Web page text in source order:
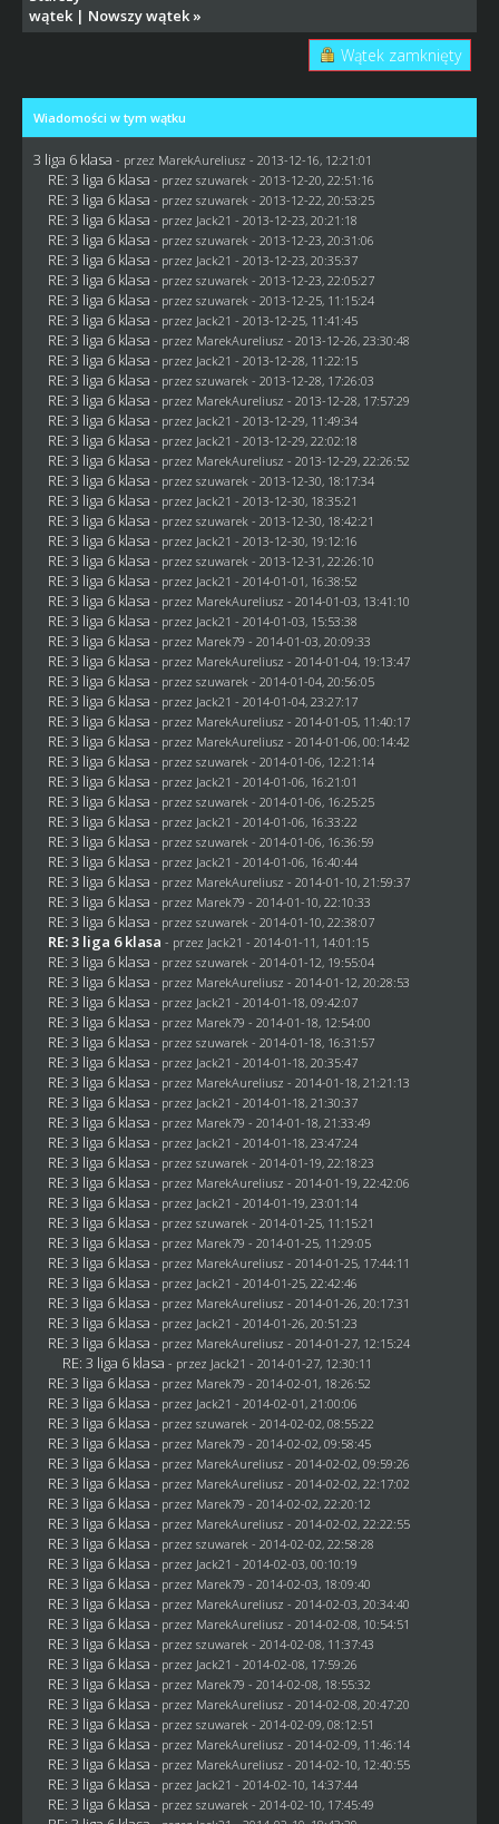
wątek| Nowszy wątek»
Wątek zamknięty
Wiadomości w tym wątku
3 liga 6 klasa - przez MarekAureliusz - 2013-12-16, 12:21:01
RE: 3 liga 6 klasa - przez szuwarek - 2013-12-20, 22:51:16
RE: 3 liga 6 klasa - przez szuwarek - 2013-12-22, 20:53:25
RE: 3 liga 6 klasa - przez Jack21 - 2013-12-23, 20:21:18
RE: 3 liga 6 klasa - przez szuwarek - 2013-12-23, 20:31:06
RE: 3 liga 6 klasa - przez Jack21 - 2013-12-23, 20:35:37
RE: 3 liga 6 klasa - przez szuwarek - 2013-12-23, 22:05:27
RE: 3 liga 6 klasa - przez szuwarek - 2013-12-25, 11:15:24
RE: 3 liga 6 klasa - przez Jack21 - 2013-12-25, 11:41:45
RE: 3 liga 6 klasa - przez MarekAureliusz - 2013-12-26, 23:30:48
RE: 3 liga 6 klasa - przez Jack21 - 2013-12-28, 11:22:15
RE: 3 liga 6 klasa - przez szuwarek - 2013-12-28, 17:26:03
RE: 3 liga 6 klasa - przez MarekAureliusz - 2013-12-28, 17:57:29
RE: 3 liga 6 klasa - przez Jack21 - 2013-12-29, 11:49:34
RE: 3 liga 6 klasa - przez Jack21 - 2013-12-29, 22:02:18
RE: 3 liga 6 klasa - przez MarekAureliusz - 2013-12-29, 22:26:52
RE: 3 liga 6 klasa - przez szuwarek - 2013-12-30, 18:17:34
RE: 3 liga 6 klasa - przez Jack21 - 2013-12-30, 18:35:21
RE: 3 liga 6 klasa - przez szuwarek - 2013-12-30, 18:42:21
RE: 3 liga 6 klasa - przez Jack21 - 2013-12-30, 19:12:16
RE: 3 liga 6 klasa - przez szuwarek - 2013-12-31, 22:26:10
RE: 3 liga 6 klasa - przez Jack21 - 2014-01-01, 16:38:52
RE: 3 liga 6 klasa - przez MarekAureliusz - 2014-01-03, 13:41:10
RE: 3 liga 6 klasa - przez Jack21 - 2014-01-03, 15:53:38
RE: 3 liga 6 klasa - przez Marek79 - 2014-01-03, 20:09:33
RE: 3 liga 6 klasa - przez MarekAureliusz - 2014-01-04, 19:13:47
RE: 3 liga 6 klasa - przez szuwarek - 2014-01-04, 20:56:05
RE: 3 liga 6 klasa - przez Jack21 - 2014-01-04, 23:27:17
RE: 3 liga 6 klasa - przez MarekAureliusz - 2014-01-05, 11:40:17
RE: 3 liga 6 klasa - przez MarekAureliusz - 2014-01-06, 00:14:42
RE: 3 liga 6 klasa - przez szuwarek - 2014-01-06, 12:21:14
RE: 3 liga 6 klasa - przez Jack21 - 2014-01-06, 16:21:01
RE: 3 liga 6 klasa - przez szuwarek - 2014-01-06, 16:25:25
RE: 3 liga 6 klasa - przez Jack21 - 2014-01-06, 16:33:22
RE: 3 liga 6 klasa - przez szuwarek - 2014-01-06, 16:36:59
RE: 3 liga 6 klasa - przez Jack21 - 2014-01-06, 16:40:44
RE: 3 liga 6 klasa - przez MarekAureliusz - 2014-01-10, 21:59:37
RE: 3 liga 6 klasa - przez Marek79 - 2014-01-10, 22:10:33
RE: 3 liga 6 klasa - przez szuwarek - 2014-01-10, 22:38:07
RE: 3 liga 6 klasa - przez Jack21 - 2014-01-11, 14:01:15
RE: 3 liga 6 klasa - przez szuwarek - 2014-01-12, 19:55:04
RE: 3 liga 6 klasa - przez MarekAureliusz - 2014-01-12, 20:28:53
RE: 3 liga 6 klasa - przez Jack21 - 2014-01-18, 09:42:07
RE: 3 liga 6 klasa - przez Marek79 - 2014-01-18, 12:54:00
RE: 3 liga 6 klasa - przez szuwarek - 2014-01-18, 16:31:57
RE: 3 liga 6 klasa - przez Jack21 - 2014-01-18, 20:35:47
RE: 3 liga 6 klasa - przez MarekAureliusz - 2014-01-18, 21:21:13
RE: 3 liga 6 klasa - przez Jack21 - 2014-01-18, 21:30:37
RE: 3 liga 6 klasa - przez Marek79 - 2014-01-18, 21:33:49
RE: 3 liga 6 klasa - przez Jack21 - 2014-01-18, 23:47:24
RE: 3 liga 6 klasa - przez szuwarek - 2014-01-19, 22:18:23
RE: 3 liga 6 klasa - przez MarekAureliusz - 2014-01-19, 22:42:06
RE: 3 liga 6 klasa - przez Jack21 - 2014-01-19, 23:01:14
RE: 3 liga 6 klasa - przez szuwarek - 2014-01-25, 11:15:21
RE: 3 liga 6 klasa - przez Marek79 - 2014-01-25, 11:29:05
RE: 3 liga 6 klasa - przez MarekAureliusz - 2014-01-25, 17:44:11
RE: 3 liga 6 klasa - przez Jack21 - 2014-01-25, 22:42:46
RE: 3 liga 6 klasa - przez MarekAureliusz - 2014-01-26, 20:17:31
RE: 3 liga 6 klasa - przez Jack21 - 2014-01-26, 20:51:23
RE: 3 liga 6 klasa - przez MarekAureliusz - 2014-01-27, 12:15:24
RE: 3 liga 6 klasa - przez Jack21 - 2014-01-27, 12:30:11
RE: 3 liga 6 klasa - przez Marek79 - 2014-02-01, 18:26:52
RE: 3 liga 6 klasa - przez Jack21 - 2014-02-01, 21:00:06
RE: 3 liga 6 klasa - przez szuwarek - 2014-02-02, 08:55:22
RE: 3 liga 6 klasa - przez Marek79 - 2014-02-02, 09:58:45
RE: 3 liga 6 klasa - przez MarekAureliusz - 2014-02-02, 09:59:26
RE: 3 liga 6 klasa - przez MarekAureliusz - 2014-02-02, 22:17:02
RE: 3 liga 6 klasa - przez Marek79 - 2014-02-02, 22:20:12
RE: 3 liga 6 klasa - przez MarekAureliusz - 2014-02-02, 22:22:55
RE: 3 liga 6 klasa - przez szuwarek - 2014-02-02, 22:58:28
RE: 3 liga 6 klasa - przez Jack21 - 2014-02-03, 00:10:19
RE: 3 liga 6 klasa - przez Marek79 - 2014-02-03, 18:09:40
RE: 3 liga 6 klasa - przez MarekAureliusz - 2014-02-03, 20:34:40
RE: 3 liga 6 klasa - przez MarekAureliusz - 2014-02-08, 10:54:51
RE: 3 liga 6 klasa - przez szuwarek - 2014-02-08, 11:37:43
RE: 3 liga 6 klasa - przez Jack21 - 2014-02-08, 17:59:26
RE: 3 liga 6 klasa - przez Marek79 - 2014-02-08, 18:55:32
RE: 3 liga 6 klasa - przez MarekAureliusz - 2014-02-08, 20:47:20
RE: 3 liga 6 klasa - przez szuwarek - 2014-02-09, 08:12:51
RE: 3 liga 6 klasa - przez MarekAureliusz - 2014-02-09, 11:46:14
RE: 3 liga 6 klasa - przez MarekAureliusz - 2014-02-10, 12:40:55
RE: 3 liga 6 klasa - przez Jack21 - 2014-02-10, 14:37:44
RE: 3 liga 6 klasa - przez szuwarek - 2014-02-10, 17:45:49